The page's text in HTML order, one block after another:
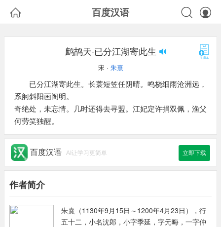
 百度汉语 

鹧鸪天·已分江湖寄此生
宋 · 朱熹
已分江湖寄此生。长蓑短笠任阴晴。鸣桡细雨沧洲远，
系舸斜阳画阁明。
奇绝处，未忘情。几时还得去寻盟。江妃定许捐双佩，渔父
何劳笑独醒。
百度汉语 AI让学习更简单 立即下载
作者简介
朱熹（1130年9月15日～1200年4月23日），行
五十二，小名沋郎，小字季延，字元晦，一字仲